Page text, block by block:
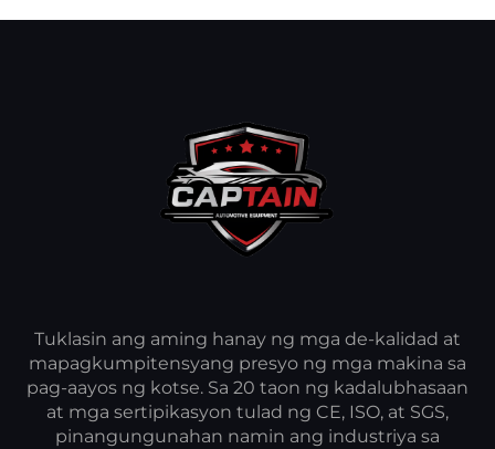
Tuklasin ang aming hanay ng mga de-kalidad at
mapagkumpitensyang presyo ng mga makina sa
pag-aayos ng kotse. Sa 20 taon ng kadalubhasaan
at mga sertipikasyon tulad ng CE, ISO, at SGS,
pinangungunahan namin ang industriya sa